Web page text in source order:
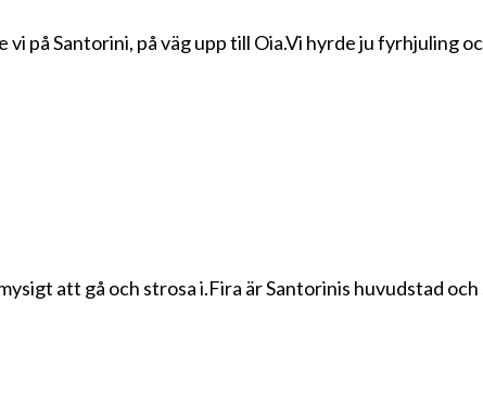
på Santorini, på väg upp till Oia.Vi hyrde ju fyrhjuling
att gå och strosa i.Fira är Santorinis huvudstad